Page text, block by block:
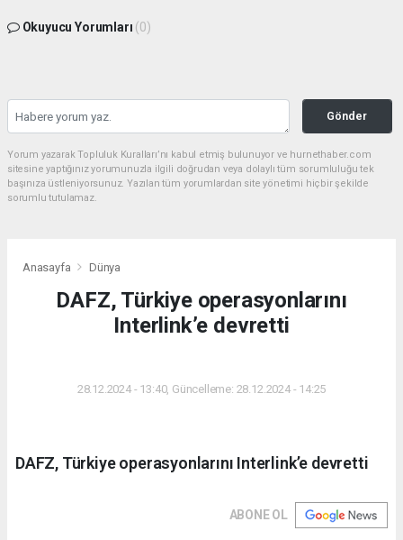
Okuyucu Yorumları (0)
Gönder
Yorum yazarak Topluluk Kuralları’nı kabul etmiş bulunuyor ve hurnethaber.com
sitesine yaptığınız yorumunuzla ilgili doğrudan veya dolaylı tüm sorumluluğu tek
başınıza üstleniyorsunuz. Yazılan tüm yorumlardan site yönetimi hiçbir şekilde
sorumlu tutulamaz.
Anasayfa Dünya
DAFZ, Türkiye operasyonlarını
Interlink’e devretti
28.12.2024 - 13:40, Güncelleme: 28.12.2024 - 14:25
DAFZ, Türkiye operasyonlarını Interlink’e devretti
ABONE OL